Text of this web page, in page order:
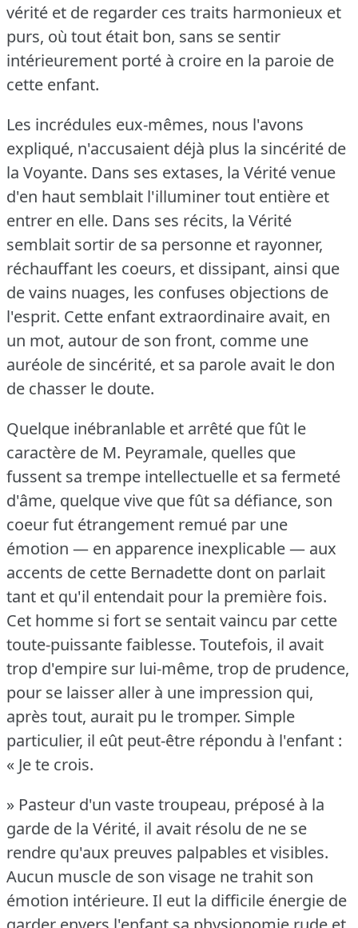
vérité et de regarder ces traits harmonieux et
purs, où tout était bon, sans se sentir
intérieurement porté à croire en la paroie de
cette enfant.
Les incrédules eux-mêmes, nous l'avons
expliqué, n'accusaient déjà plus la sincérité de
la Voyante. Dans ses extases, la Vérité venue
d'en haut semblait l'illuminer tout entière et
entrer en elle. Dans ses récits, la Vérité
semblait sortir de sa personne et rayonner,
réchauffant les coeurs, et dissipant, ainsi que
de vains nuages, les confuses objections de
l'esprit. Cette enfant extraordinaire avait, en
un mot, autour de son front, comme une
auréole de sincérité, et sa parole avait le don
de chasser le doute.
Quelque inébranlable et arrêté que fût le
caractère de M. Peyramale, quelles que
fussent sa trempe intellectuelle et sa fermeté
d'âme, quelque vive que fût sa défiance, son
coeur fut étrangement remué par une
émotion — en apparence inexplicable — aux
accents de cette Bernadette dont on parlait
tant et qu'il entendait pour la première fois.
Cet homme si fort se sentait vaincu par cette
toute-puissante faiblesse. Toutefois, il avait
trop d'empire sur lui-même, trop de prudence,
pour se laisser aller à une impression qui,
après tout, aurait pu le tromper. Simple
particulier, il eût peut-être répondu à l'enfant :
« Je te crois.
» Pasteur d'un vaste troupeau, préposé à la
garde de la Vérité, il avait résolu de ne se
rendre qu'aux preuves palpables et visibles.
Aucun muscle de son visage ne trahit son
émotion intérieure. Il eut la difficile énergie de